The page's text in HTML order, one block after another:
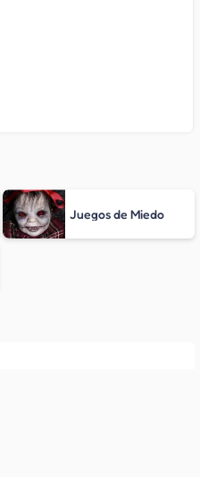
Juegos de Miedo